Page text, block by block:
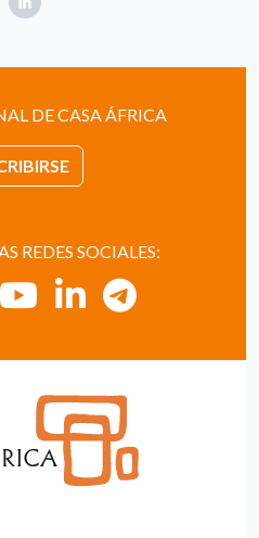
DE CASA ÁFRICA
REDES SOCIALES: